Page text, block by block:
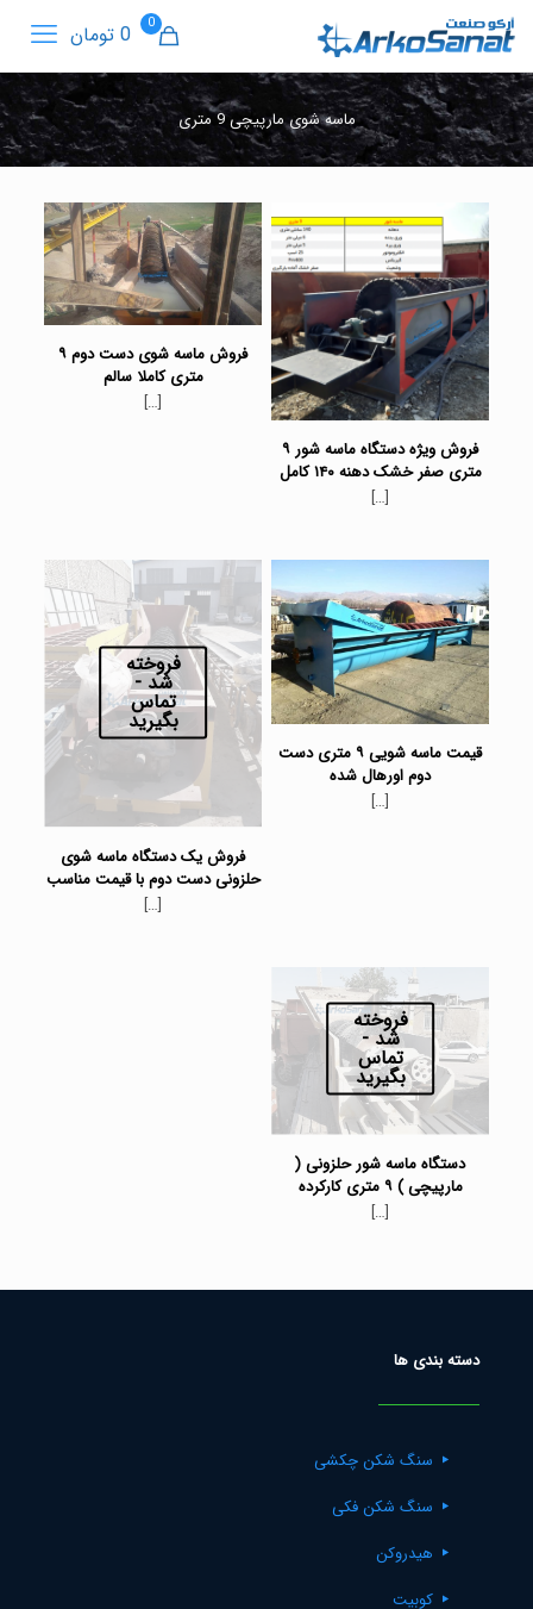
0 0 تومان
ماسه شوی مارپیچی 9 متری
فروش ویژه دستگاه ماسه شور ۹
متری صفر خشک دهنه ۱۴۰ کامل
[…]
فروش ماسه شوی دست دوم ۹
متری کاملا سالم
[…]
قیمت ماسه شویی ۹ متری دست
دوم اورهال شده
[…]
فروخته
شد -
تماس
بگیرید
فروش یک دستگاه ماسه شوی
حلزونی دست دوم با قیمت مناسب
[…]
فروخته
شد -
تماس
بگیرید
دستگاه ماسه شور حلزونی (
مارپیچی ) ۹ متری کارکرده
[…]
دسته بندی ها
سنگ شکن چکشی
سنگ شکن فکی
هیدروکن
کوبیت